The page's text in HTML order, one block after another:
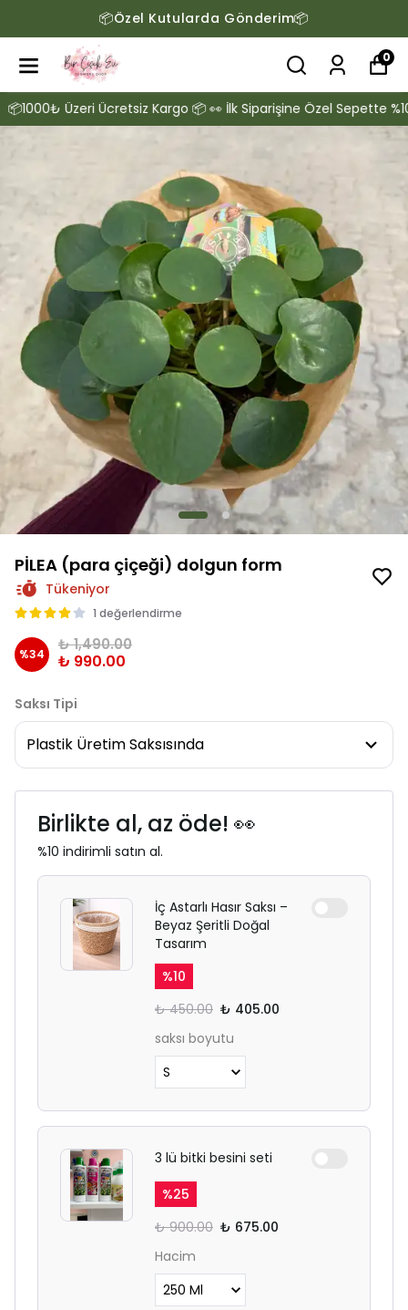
📦1000₺ ve Üzeri Ücretsiz Kargo📦
0
Üzeri Ücretsiz Kargo 📦 👀 İlk Siparişine Özel Sepette %10
PİLEA (para çiçeği) dolgun form
Tükeniyor
1 değerlendirme
%34
₺ 1,490.00
₺ 990.00
Saksı Tipi
Birlikte al, az öde! 👀
%10 indirimli satın al.
İç Astarlı Hasır Saksı –
Beyaz Şeritli Doğal
Tasarım
%10
₺ 450.00 ₺ 405.00
saksı boyutu
3 lü bitki besini seti
%25
₺ 900.00 ₺ 675.00
Hacim